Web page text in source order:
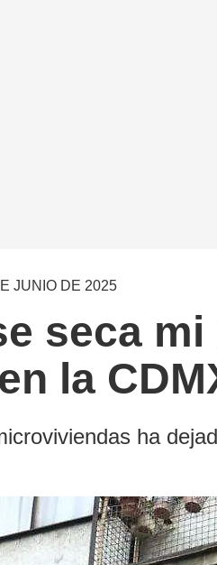
JUNIO DE 2025
seca
la
ha